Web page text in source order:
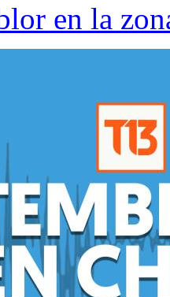
en la